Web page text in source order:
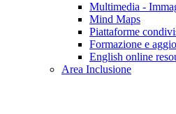
Multimedia -
Mind Maps
Piattaforme
Formazione e
English online
Area Inclusione